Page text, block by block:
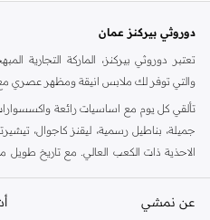
دوروثي بيركنز عمان
تعتبر دوروثي بيركنز، الماركة التجارية
والتي توفر لك ملابس انيقة ومظهر عصري
تألقي كل يوم مع اساسيات رائعة
جميلة، بناطيل رسمية، ليقنز كاجوال،
الاحذية ذات الكعب العالي. مع تاريخ طويل
كنت تقومين بتجديد خزانة ملابسك
عن نمشي